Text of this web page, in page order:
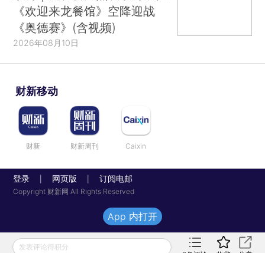
《欢迎来龙餐馆》空降迎战
《奥德赛》(含视频)
2026年08月10日
财新移动
财新 财新周刊 Caixin
登录 网页版 订阅电邮
Copyright 财新网 All Rights Reserved
发表评论得积分
App 内打开